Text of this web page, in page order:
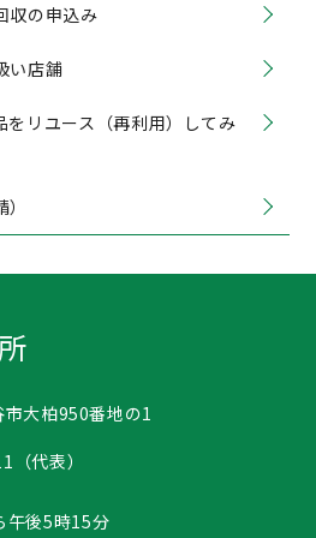
収の申込み
い店舗
をリユース（再利用）してみ
大柏950番地の1
代表）
後5時15分